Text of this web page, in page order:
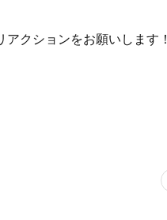
クションをお願いします！